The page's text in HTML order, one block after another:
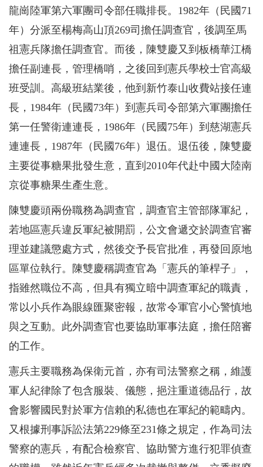
龍崗陸軍第六軍團司令部任職排長。1982年（民國71
年）分派至楊梅高山頂269司擔任調查官，後調至馬
祖憲兵隊擔任調查官。而後，陳雙慶又到板橋華江橋
擔任副連長，管理橋哨，之後回到憲兵學校士官高級
班受訓。高級班結業後，他到新竹泰山收費站接任連
長，1984年（民國73年）到憲兵司令部第六軍團擔任
第一任警衛連連長，1986年（民國75年）到慈湖憲兵
連連長，1987年（民國76年）退伍。退伍後，陳雙慶
主要從事糖果批發生意，直到2010年代赴中國大陸南
京從事糖果生產生意。
陳雙慶頭兩份職務為調查官，調查官主管部隊軍紀，
若地區憲兵違反軍紀被開罰，公文會遞交於調查官審
理並建議懲處方式，然後交予長官批准，再發回原地
區單位執行。陳雙慶稱調查官為「憲兵的筆桿子」，
指雖然職位不高，但具有獨立暗中調查軍紀的職責，
常以小兵作為眼線匯聚密報，故常令軍官小心警慎地
與之互動。此外調查官也要協助軍事法庭，擔任陪審
的工作。
憲兵主要職務為保衛元首，亦有司法警察之稱，維護
軍人紀律除了包含服裝、儀態，挹注重道德品行，故
會影響國民對於軍方信賴的私德也在軍紀的範疇內。
又根據刑事訴訟法第229條至231條之規定，作為司法
警察的憲兵，有配合檢察官、協助警方進行犯罪偵查